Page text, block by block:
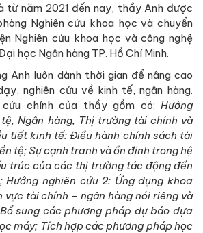
từ năm 2021 đến nay, thầy Anh được
Nghiên cứu khoa học và chuyển
Nghiên cứu khoa học và công nghệ
học Ngân hàng TP. Hồ Chí Minh.
Anh luôn dành thời gian để nâng cao
nghiên cứu về kinh tế, ngân hàng.
cứu chính của thầy gồm có: Hướng
Ngân hàng, Thị trường tài chính và
tiết kinh tế: Điều hành chính sách tài
tệ; Sự cạnh tranh và ổn định trong hệ
trúc của các thị trường tác động đến
Hướng nghiên cứu 2: Ứng dụng khoa
vực tài chính – ngân hàng nói riêng và
sung các phương pháp dự báo dựa
máy; Tích hợp các phương pháp học